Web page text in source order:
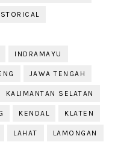
INDRAMAYU
JAWA TENGAH
KALIMANTAN SELATAN
KENDAL KLATEN
LAHAT LAMONGAN